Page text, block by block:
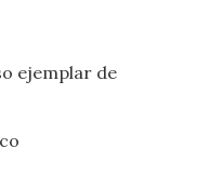
ejemplar de